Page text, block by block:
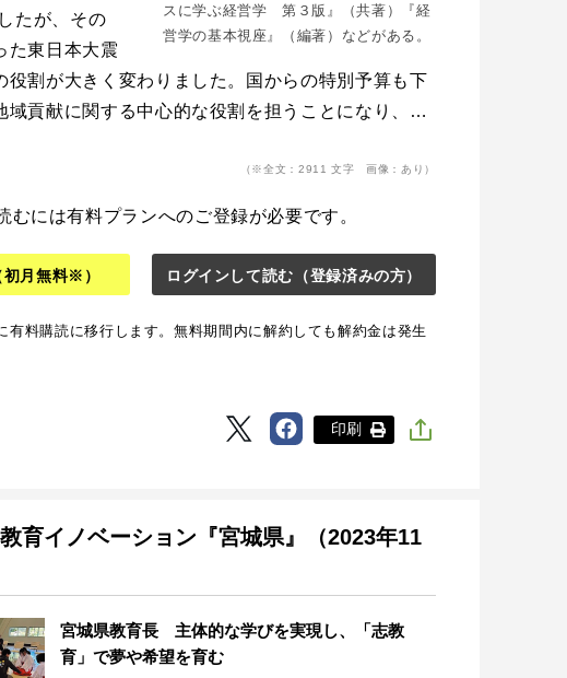
スに学ぶ経営学 第３版』（共著）『経
営学の基本視座』（編著）などがある。
たが、その
た東日本大震
役割が大きく変わりました。国からの特別予算も下
域貢献に関する中心的な役割を担うことになり、…
（※全文：2911 文字 画像：あり）
むには有料プランへのご登録が必要です。
初月無料※） ログインして読む （登録済みの方）
料購読に移行します。無料期間内に解約しても解約金は発生
印刷
育イノベーション『宮城県』（2023年11
宮城県教育長 主体的な学びを実現し、「志教
育」で夢や希望を育む